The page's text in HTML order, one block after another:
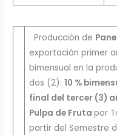
Producción de
exportación primer
bimensual en la
dos (2): 10 %
final del tercer (3)
Pulpa de Fruta por
partir del Semestre